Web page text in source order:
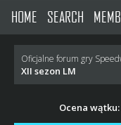
HOME SEARCH
Oficjalne forum gry
XII sezon LM
Ocena wątku: